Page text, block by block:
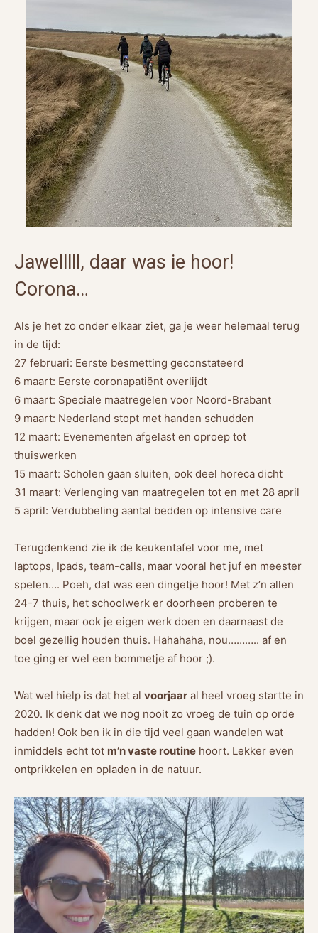
Jawelllll, daar was ie hoor!
Corona…
Als je het zo onder elkaar ziet, ga je weer helemaal terug
in de tijd:
27 februari: Eerste besmetting geconstateerd
6 maart: Eerste coronapatiënt overlijdt
6 maart: Speciale maatregelen voor Noord-Brabant
9 maart: Nederland stopt met handen schudden
12 maart: Evenementen afgelast en oproep tot
thuiswerken
15 maart: Scholen gaan sluiten, ook deel horeca dicht
31 maart: Verlenging van maatregelen tot en met 28 april
5 april: Verdubbeling aantal bedden op intensive care
Terugdenkend zie ik de keukentafel voor me, met
laptops, Ipads, team-calls, maar vooral het juf en meester
spelen…. Poeh, dat was een dingetje hoor! Met z’n allen
24-7 thuis, het schoolwerk er doorheen proberen te
krijgen, maar ook je eigen werk doen en daarnaast de
boel gezellig houden thuis. Hahahaha, nou……….. af en
toe ging er wel een bommetje af hoor ;).
Wat wel hielp is dat het al voorjaar al heel vroeg startte in
2020. Ik denk dat we nog nooit zo vroeg de tuin op orde
hadden! Ook ben ik in die tijd veel gaan wandelen wat
inmiddels echt tot m’n vaste routine hoort. Lekker even
ontprikkelen en opladen in de natuur.